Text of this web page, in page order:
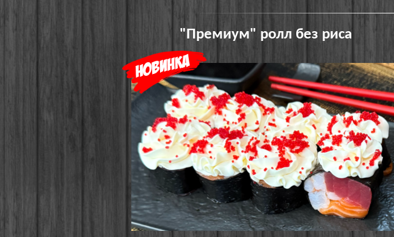
"Премиум" ролл без риса